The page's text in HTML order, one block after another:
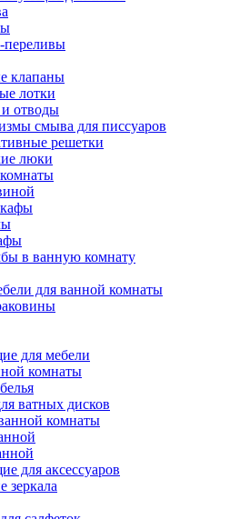
клапаны
лотки
отводы
смыва для писсуаров
решетки
люки
в ванную комнату
для ванной комнаты
для мебели
комнаты
ватных дисков
комнаты
для аксессуаров
зеркала